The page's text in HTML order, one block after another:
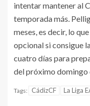
intentar mantener al
temporada más.
meses, es decir, lo
opcional si consigue
cuatro días para
del próximo
Tags: CádizCF La Liga